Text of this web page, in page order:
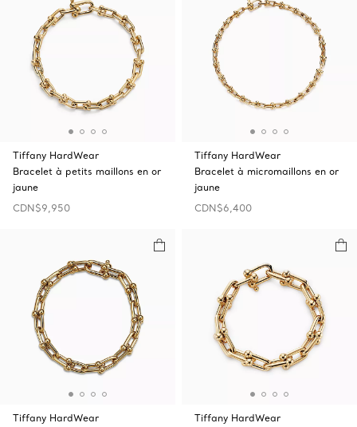
Tiffany HardWear
Bracelet à petits maillons en or
jaune
CDN$9,950
Tiffany HardWear
Bracelet à micromaillons en or
jaune
CDN$6,400
Tiffany HardWear
Tiffany HardWear